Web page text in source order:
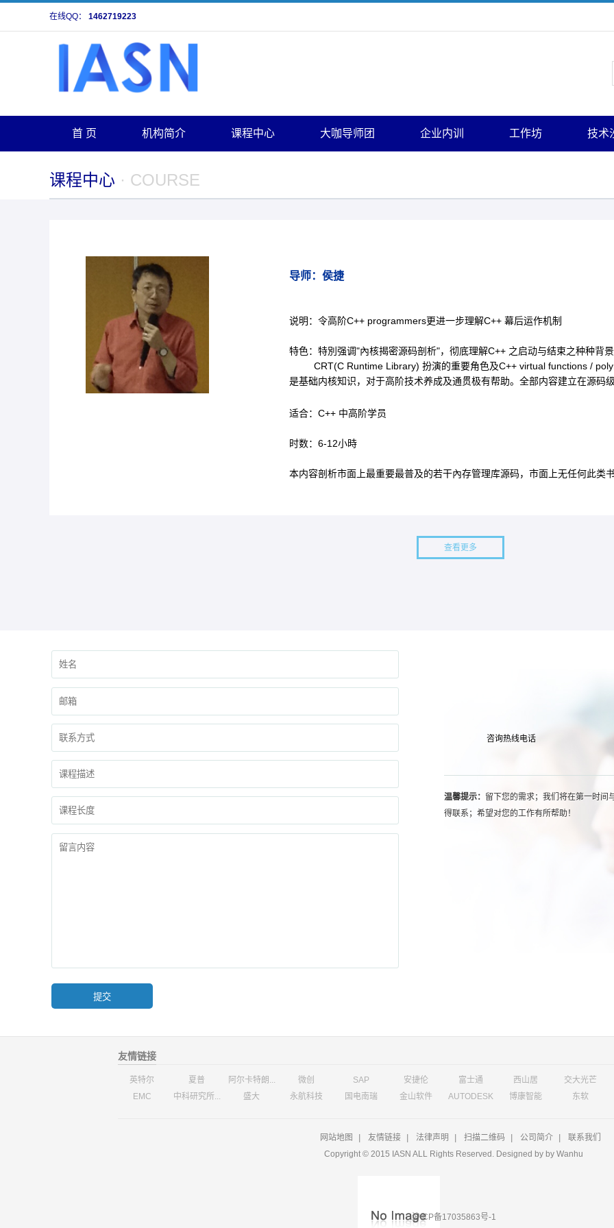
在线QQ： 1462719223
首 页 机构简介 课程中心 大咖导师团 企业内训 工作坊 技术
课程中心 · COURSE
导师：侯捷
说明：令高阶C++ programmers更进一步理解C++ 幕后运作机制
特色：特別强调"內核揭密源码剖析"，彻底理解C++ 之启动与结束之种种背
CRT(C Runtime Library) 扮演的重要角色及C++ virtual functions /
是基础内核知识，对于高阶技术养成及通贯极有帮助。全部内容建立在源码
适合：C++ 中高阶学员
时数：6-12小時
本内容剖析市面上最重要最普及的若干內存管理库源码，市面上无任何此类
查看更多
咨询热线电话
温馨提示： 留下您的需求；我们将在第一时间
得联系；希望对您的工作有所帮助！
友情链接
英特尔 夏普 阿尔卡特朗... 微创 SAP 安捷伦 富士通 西山居
交大光芒
EMC
中科研究所... 盛大 永航科技 国电南瑞 金山软件 AUTODESK 博康智能 东软
网站地图 友情链接 法律声明 扫描二维码 公司简介
联系我们
Copyright © 2015 IASN ALL Rights Reserved. Designed by by Wanhu
沪ICP备17035863号-1